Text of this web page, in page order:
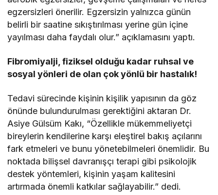
egzersizleri önerilir. Egzersizin yalnızca günün
belirli bir saatine sıkıştırılması yerine gün içine
yayılması daha faydalı olur.” açıklamasını yaptı.
Fibromiyalji, fiziksel olduğu kadar ruhsal ve
sosyal yönleri de olan çok yönlü bir hastalık!
Tedavi sürecinde kişinin kişilik yapısının da göz
önünde bulundurulması gerektiğini aktaran Dr.
Asiye Gülsüm Kakı, “Özellikle mükemmeliyetçi
bireylerin kendilerine karşı eleştirel bakış açılarını
fark etmeleri ve bunu yönetebilmeleri önemlidir. Bu
noktada bilişsel davranışçı terapi gibi psikolojik
destek yöntemleri, kişinin yaşam kalitesini
artırmada önemli katkılar sağlayabilir.” dedi.